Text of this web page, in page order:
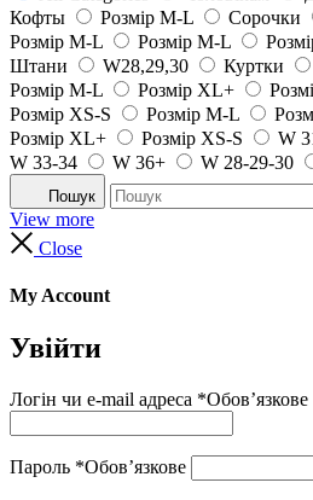
Кофты
Розмір M-L Сорочки
Розмір M-L
Розмір M-L
Штани
W28,29,30 Куртки
Розмір M-L
Розмір XL+
Розмір XS-S
Розмір M-L
Розмір XL+
Розмір XS-S W
W 33-34
W 36+ W 28-29-30
Пошук
View more
Close
My Account
Увійти
Логін чи e-mail адреса *Обов’язкове
Пароль *Обов’язкове